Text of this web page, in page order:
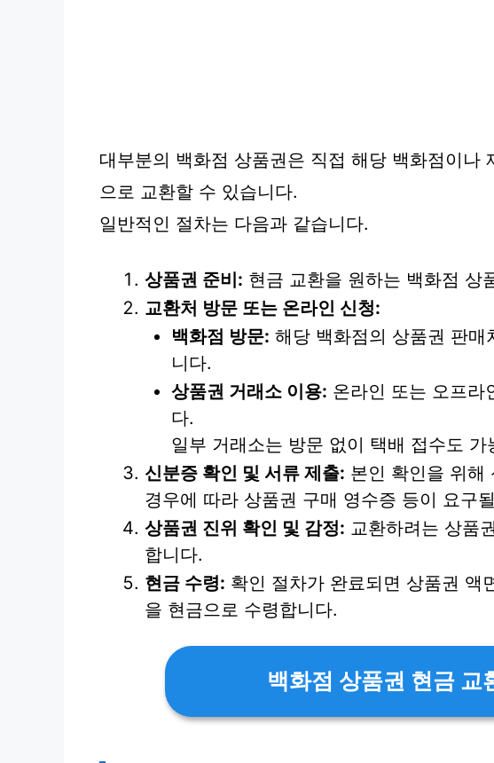
대부분의 백화점 상품권은 직접 해당 백화점이나
으로 교환할 수 있습니다.
일반적인 절차는 다음과 같습니다.
상품권 준비: 현금 교환을 원하는 백화점 상
교환처 방문 또는 온라인 신청:
백화점 방문: 해당 백화점의 상품권 판
니다.
상품권 거래소 이용: 온라인 또는 오프라
다.
일부 거래소는 방문 없이 택배 접수도 가
신분증 확인 및 서류 제출: 본인 확인을 위해
경우에 따라 상품권 구매 영수증 등이 요구
상품권 진위 확인 및 감정: 교환하려는 상품
합니다.
현금 수령: 확인 절차가 완료되면 상품권
을 현금으로 수령합니다.
백화점 상품권 현금 교